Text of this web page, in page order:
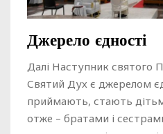
Джерело єдності
Далі Наступник святого
Святий Дух є джерелом
приймають, стають
отже – братами і